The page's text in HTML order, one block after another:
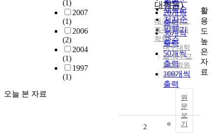
(1)
2007
(1)
2006
(2)
2004
(1)
1997
(1)
오늘 본 자료
제목순
저자순
발행기
관순
출력
20개씩
출력
30개씩
출력
50개씩
출력
100개씩
출력
대학원)
대구대학교,
특수교육대
학원
대구대학
교 특수교
육대학원
2006
원
문
보
기
2
활
용
도
높
은
자
료